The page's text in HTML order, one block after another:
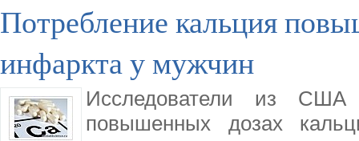
Потребление кальция
инфаркта у мужчин
Исследователи из США
повышенных дозах